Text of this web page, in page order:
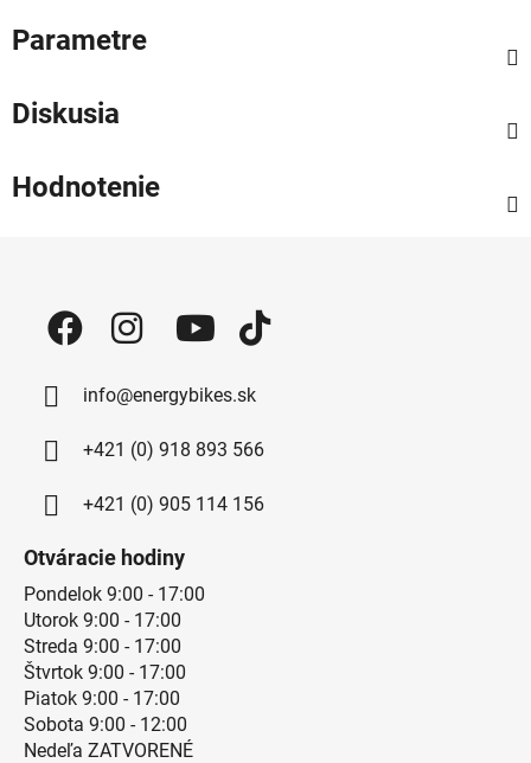
Parametre
Diskusia
Hodnotenie
info@energybikes.sk
+421 (0) 918 893 566
+421 (0) 905 114 156
Otváracie hodiny
Pondelok 9:00 - 17:00
Utorok 9:00 - 17:00
Streda 9:00 - 17:00
Štvrtok 9:00 - 17:00
Piatok 9:00 - 17:00
Sobota 9:00 - 12:00
Nedeľa ZATVORENÉ